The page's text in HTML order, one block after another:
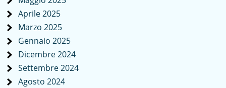
Aprile 2025
Marzo 2025
Gennaio 2025
Dicembre 2024
Settembre 2024
Agosto 2024